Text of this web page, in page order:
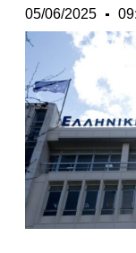
05/06/2025